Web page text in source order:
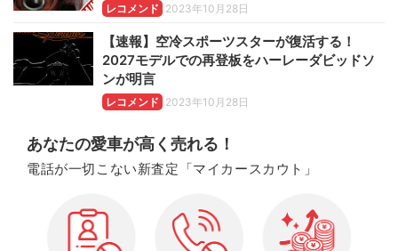
レコメンド 2023年10月28日
【速報】空冷スポーツスターが復活する！
2027モデルでの再登板をハーレーダビッドソ
ンが明言
レコメンド 2023年10月28日
あなたの愛車が高く売れる！
電話が一切こない新査定「マイカースカウト」